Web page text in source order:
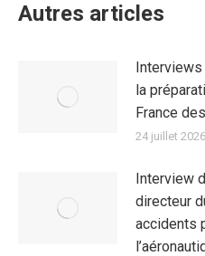
Autres articles
Interviews
la
France
24 juillet 2026
Interview
directeur
accidents